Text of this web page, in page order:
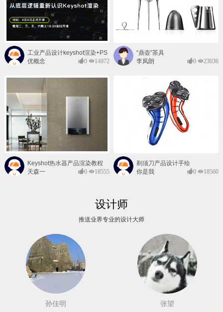
工业产品设计keyshot渲染+PS
后期班
优概念 0 14972
“鼎壶”茶具
李凤朗
0 23036
Keyshot热水器产品渲染教程
天森一
0 18555
剃须刀产品设计手绘
你是我
0 18560
设计师
推送业界专业的设计大师
孙佳明 张望